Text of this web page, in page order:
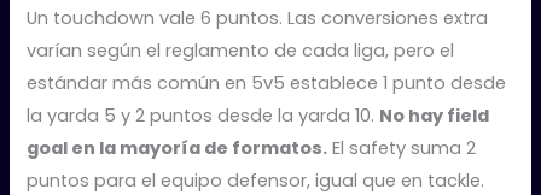
Un touchdown vale 6 puntos. Las conversiones extra
varían según el reglamento de cada liga, pero el
estándar más común en 5v5 establece 1 punto desde
la yarda 5 y 2 puntos desde la yarda 10. No hay field
goal en la mayoría de formatos. El safety suma 2
puntos para el equipo defensor, igual que en tackle.